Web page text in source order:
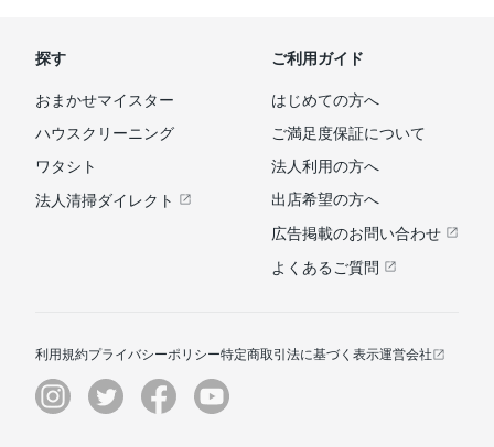
探す
おまかせマイスター
ハウスクリーニング
ワタシト
法人清掃ダイレクト
ご利用ガイド
はじめての方へ
ご満足度保証について
法人利用の方へ
出店希望の方へ
広告掲載のお問い合わせ
よくあるご質問
利用規約プライバシーポリシー特定商取引法に基づく表示運営会社